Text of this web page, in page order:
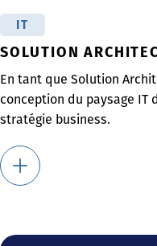
IT
SOLUTION
En tant que Solution
conception du paysage IT
stratégie business.